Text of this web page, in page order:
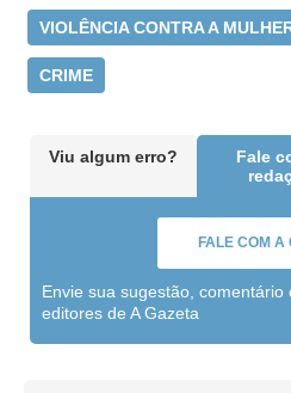
VIOLÊNCIA CONTRA A
CRIME
Viu algum erro?
Fale
FALE COM A
Envie sua sugestão,
editores de A Gazeta